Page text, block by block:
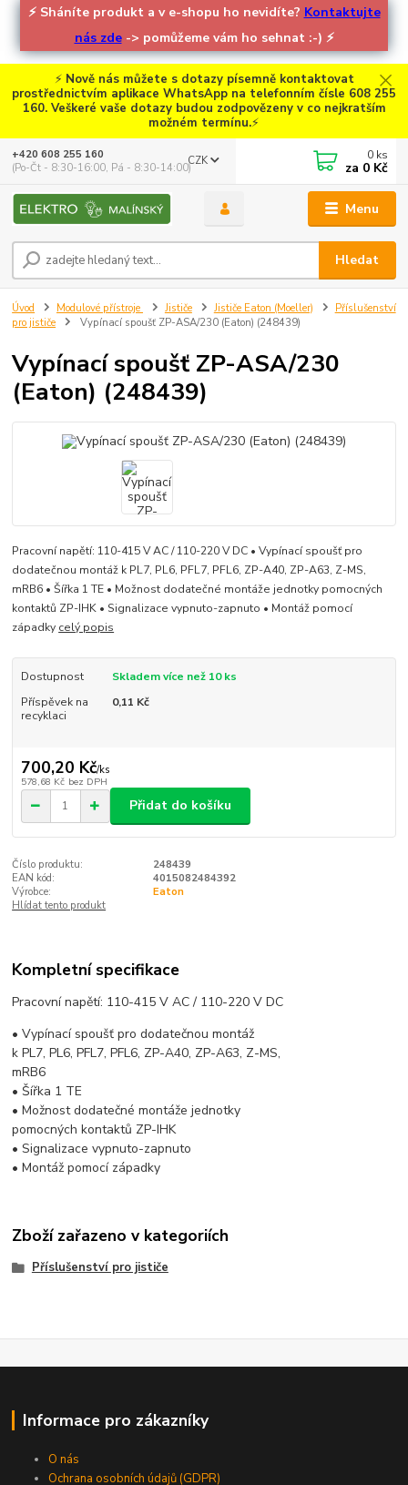
⚡ Sháníte produkt a v e-shopu ho nevidíte? Kontaktujte
nás zde-> pomůžeme vám ho sehnat :-) ⚡
⚡ Nově nás můžete s dotazy písemně kontaktovat
prostřednictvím aplikace WhatsApp na telefonním čísle 608 255
160. Veškeré vaše dotazy budou zodpovězeny v co nejkratším
možném termínu.⚡
Menu
CZK
Hledat
+420 608 255 160
(Po-Čt - 8:30-16:00, Pá - 8:30-14:00)
0 ks
za 0 Kč
Úvod Modulové přístroje Jističe Jističe Eaton (Moeller)
Příslušenství
pro jističe
Vypínací spoušť ZP-ASA/230 (Eaton) (248439)
Vypínací spoušť ZP-ASA/230
(Eaton) (248439)
Pracovní napětí: 110-415 V AC / 110-220 V DC • Vypínací spoušť pro
dodatečnou montáž k PL7, PL6, PFL7, PFL6, ZP-A40, ZP-A63, Z-MS,
mRB6 • Šířka 1 TE • Možnost dodatečné montáže jednotky pomocných
kontaktů ZP-IHK • Signalizace vypnuto-zapnuto • Montáž pomocí
západky celý popis
Dostupnost
Skladem více než 10 ks
Příspěvek na
recyklaci
0,11 Kč
700,20 Kč/ks
578,68 Kč bez DPH
Přidat do košíku
Číslo produktu:
248439
EAN kód:
4015082484392
Výrobce:
Eaton
Hlídat tento produkt
Kompletní specifikace
Pracovní napětí: 110-415 V AC / 110-220 V DC
• Vypínací spoušť pro dodatečnou montáž
k PL7, PL6, PFL7, PFL6, ZP-A40, ZP-A63, Z-MS,
mRB6
• Šířka 1 TE
• Možnost dodatečné montáže jednotky
pomocných kontaktů ZP-IHK
• Signalizace vypnuto-zapnuto
• Montáž pomocí západky
Zboží zařazeno v kategoriích
Příslušenství pro jističe
Informace pro zákazníky
O nás
Ochrana osobních údajů (GDPR)